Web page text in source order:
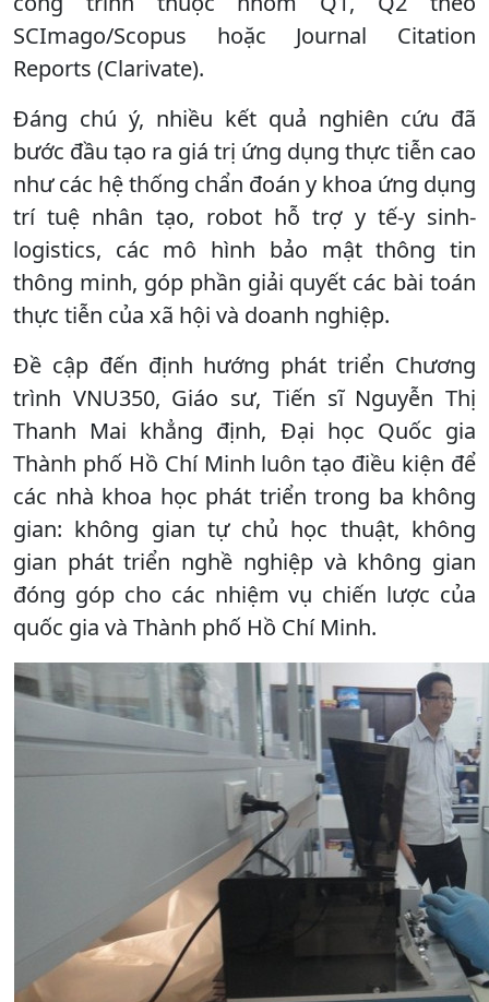
SCImago/Scopus hoặc Journal Citation
Reports (Clarivate).
Đáng chú ý, nhiều kết quả nghiên cứu đã
bước đầu tạo ra giá trị ứng dụng thực tiễn cao
như các hệ thống chẩn đoán y khoa ứng dụng
trí tuệ nhân tạo, robot hỗ trợ y tế-y sinh-
logistics, các mô hình bảo mật thông tin
thông minh, góp phần giải quyết các bài toán
thực tiễn của xã hội và doanh nghiệp.
Đề cập đến định hướng phát triển Chương
trình VNU350, Giáo sư, Tiến sĩ Nguyễn Thị
Thanh Mai khẳng định, Đại học Quốc gia
Thành phố Hồ Chí Minh luôn tạo điều kiện để
các nhà khoa học phát triển trong ba không
gian: không gian tự chủ học thuật, không
gian phát triển nghề nghiệp và không gian
đóng góp cho các nhiệm vụ chiến lược của
quốc gia và Thành phố Hồ Chí Minh.